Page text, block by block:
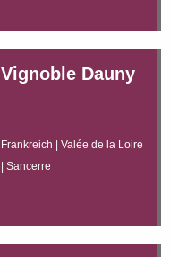
Vignoble Dauny
Frankreich | Valée de la Loire
| Sancerre